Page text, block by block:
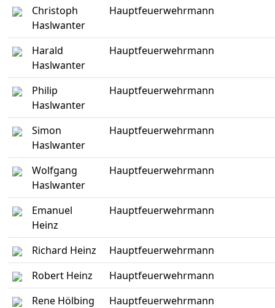
Christoph
Haslwanter
Hauptfeuerwehrmann
Harald
Haslwanter
Hauptfeuerwehrmann
Philip
Haslwanter
Hauptfeuerwehrmann
Simon
Haslwanter
Hauptfeuerwehrmann
Wolfgang
Haslwanter
Hauptfeuerwehrmann
Emanuel
Heinz
Hauptfeuerwehrmann
Richard Heinz
Hauptfeuerwehrmann
Robert Heinz
Hauptfeuerwehrmann
Rene Hölbing
Hauptfeuerwehrmann